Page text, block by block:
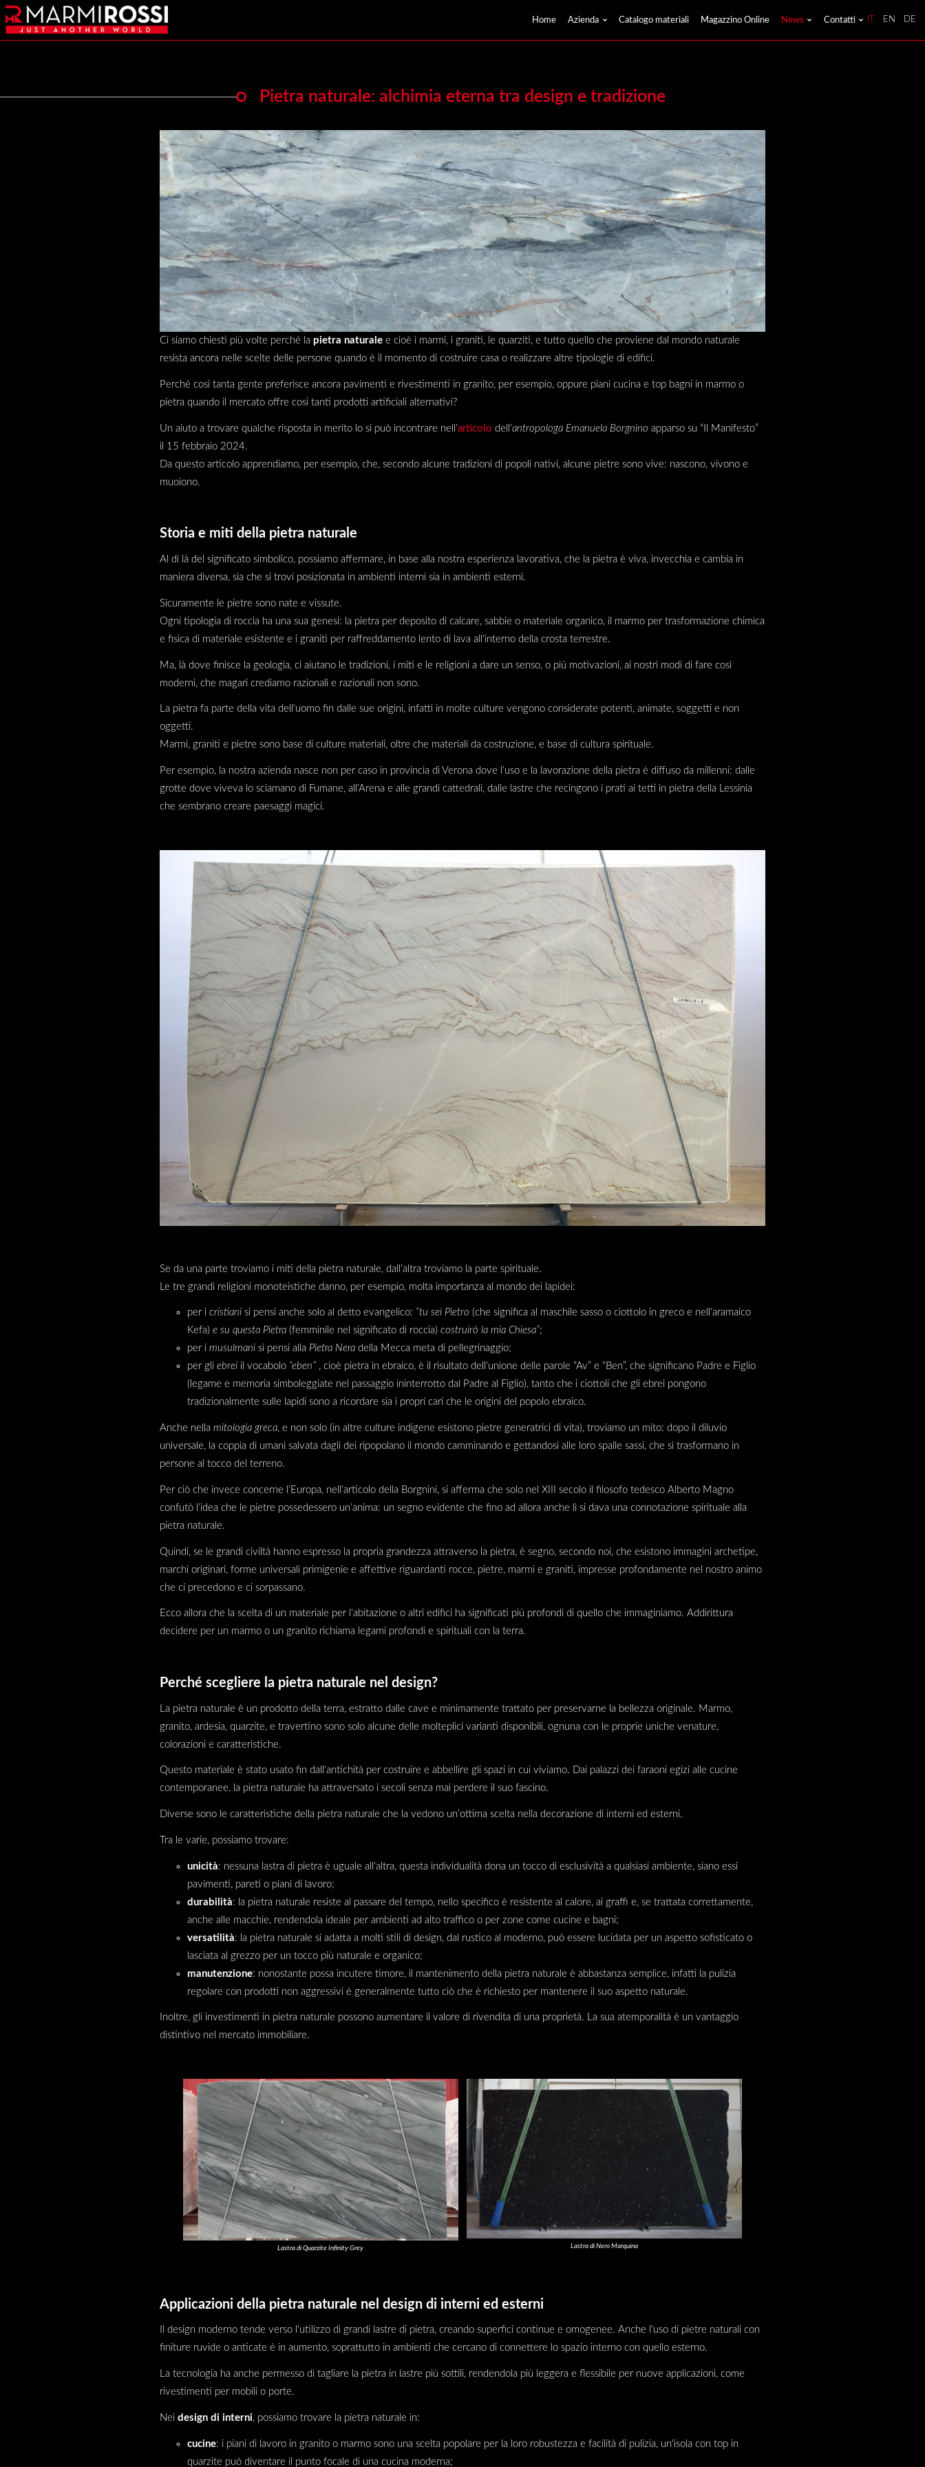
Home Azienda Catalogo materiali Magazzino Online News Contatti EN DE
Pietra naturale: alchimia eterna tra design e tradizione
Ci siamo chiesti più volte perché la pietra naturale e cioè i marmi, i graniti, le quarziti, e tutto quello che proviene dal mondo naturale
resista ancora nelle scelte delle persone quando è il momento di costruire casa o realizzare altre tipologie di edifici.
Perché così tanta gente preferisce ancora pavimenti e rivestimenti in granito, per esempio, oppure piani cucina e top bagni in marmo o
pietra quando il mercato offre così tanti prodotti artificiali alternativi?
Un aiuto a trovare qualche risposta in merito lo si può incontrare nell’articolo dell’antropologa Emanuela Borgnino apparso su “Il Manifesto”
il 15 febbraio 2024.
Da questo articolo apprendiamo, per esempio, che, secondo alcune tradizioni di popoli nativi, alcune pietre sono vive: nascono, vivono e
muoiono.
Storia e miti della pietra naturale
Al di là del significato simbolico, possiamo affermare, in base alla nostra esperienza lavorativa, che la pietra è viva, invecchia e cambia in
maniera diversa, sia che si trovi posizionata in ambienti interni sia in ambienti esterni.
Sicuramente le pietre sono nate e vissute.
Ogni tipologia di roccia ha una sua genesi: la pietra per deposito di calcare, sabbie o materiale organico, il marmo per trasformazione chimica
e fisica di materiale esistente e i graniti per raffreddamento lento di lava all'interno della crosta terrestre.
Ma, là dove finisce la geologia, ci aiutano le tradizioni, i miti e le religioni a dare un senso, o più motivazioni, ai nostri modi di fare così
moderni, che magari crediamo razionali e razionali non sono.
La pietra fa parte della vita dell’uomo fin dalle sue origini, infatti in molte culture vengono considerate potenti, animate, soggetti e non
oggetti.
Marmi, graniti e pietre sono base di culture materiali, oltre che materiali da costruzione, e base di cultura spirituale.
Per esempio, la nostra azienda nasce non per caso in provincia di Verona dove l’uso e la lavorazione della pietra è diffuso da millenni: dalle
grotte dove viveva lo sciamano di Fumane, all’Arena e alle grandi cattedrali, dalle lastre che recingono i prati ai tetti in pietra della Lessinia
che sembrano creare paesaggi magici.
Se da una parte troviamo i miti della pietra naturale, dall’altra troviamo la parte spirituale.
Le tre grandi religioni monoteistiche danno, per esempio, molta importanza al mondo dei lapidei:
per icristiani si pensi anche solo al detto evangelico: “tu sei Pietro (che significa al maschile sasso o ciottolo in greco e nell’aramaico
Kefa)e su questa Pietra (femminile nel significato di roccia)costruirò la mia Chiesa”;
per imusulmani si pensi alla Pietra Nera della Mecca meta di pellegrinaggio;
per gliebrei il vocabolo “eben” , cioè pietra in ebraico, è il risultato dell’unione delle parole “Av” e “Ben”, che significano Padre e Figlio
(legame e memoria simboleggiate nel passaggio ininterrotto dal Padre al Figlio), tanto che i ciottoli che gli ebrei pongono
tradizionalmente sulle lapidi sono a ricordare sia i propri cari che le origini del popolo ebraico.
Anche nellamitologia greca, e non solo (in altre culture indigene esistono pietre generatrici di vita), troviamo un mito: dopo il diluvio
universale, la coppia di umani salvata dagli dei ripopolano il mondo camminando e gettandosi alle loro spalle sassi, che si trasformano in
persone al tocco del terreno.
Per ciò che invece concerne l’Europa, nell’articolo della Borgnini, si afferma che solo nel XIII secolo il filosofo tedesco Alberto Magno
confutò l’idea che le pietre possedessero un’anima: un segno evidente che fino ad allora anche lì si dava una connotazione spirituale alla
pietra naturale.
Quindi, se le grandi civiltà hanno espresso la propria grandezza attraverso la pietra, è segno, secondo noi, che esistono immagini archetipe,
marchi originari, forme universali primigenie e affettive riguardanti rocce, pietre, marmi e graniti, impresse profondamente nel nostro animo
che ci precedono e ci sorpassano.
Ecco allora che la scelta di un materiale per l’abitazione o altri edifici ha significati più profondi di quello che immaginiamo. Addirittura
decidere per un marmo o un granito richiama legami profondi e spirituali con la terra.
Perché scegliere la pietra naturale nel design?
La pietra naturale è un prodotto della terra, estratto dalle cave e minimamente trattato per preservarne la bellezza originale. Marmo,
granito, ardesia, quarzite, e travertino sono solo alcune delle molteplici varianti disponibili, ognuna con le proprie uniche venature,
colorazioni e caratteristiche.
Questo materiale è stato usato fin dall'antichità per costruire e abbellire gli spazi in cui viviamo. Dai palazzi dei faraoni egizi alle cucine
contemporanee, la pietra naturale ha attraversato i secoli senza mai perdere il suo fascino.
Diverse sono le caratteristiche della pietra naturale che la vedono un’ottima scelta nella decorazione di interni ed esterni.
Tra le varie, possiamo trovare:
unicità: nessuna lastra di pietra è uguale all'altra, questa individualità dona un tocco di esclusività a qualsiasi ambiente, siano essi
pavimenti, pareti o piani di lavoro;
durabilità: la pietra naturale resiste al passare del tempo, nello specifico è resistente al calore, ai graffi e, se trattata correttamente,
anche alle macchie, rendendola ideale per ambienti ad alto traffico o per zone come cucine e bagni;
versatilità: la pietra naturale si adatta a molti stili di design, dal rustico al moderno, può essere lucidata per un aspetto sofisticato o
lasciata al grezzo per un tocco più naturale e organico;
manutenzione: nonostante possa incutere timore, il mantenimento della pietra naturale è abbastanza semplice, infatti la pulizia
regolare con prodotti non aggressivi è generalmente tutto ciò che è richiesto per mantenere il suo aspetto naturale.
Inoltre, gli investimenti in pietra naturale possono aumentare il valore di rivendita di una proprietà. La sua atemporalità è un vantaggio
distintivo nel mercato immobiliare.
Lastra di Quarzite Infinity Grey Lastra di Nero Marquina
Applicazioni della pietra naturale nel design di interni ed esterni
Il design moderno tende verso l'utilizzo di grandi lastre di pietra, creando superfici continue e omogenee. Anche l'uso di pietre naturali con
finiture ruvide o anticate è in aumento, soprattutto in ambienti che cercano di connettere lo spazio interno con quello esterno.
La tecnologia ha anche permesso di tagliare la pietra in lastre più sottili, rendendola più leggera e flessibile per nuove applicazioni, come
rivestimenti per mobili o porte.
Neidesign di interni, possiamo trovare la pietra naturale in:
cucine: i piani di lavoro in granito o marmo sono una scelta popolare per la loro robustezza e facilità di pulizia, un'isola con top in
quarzite può diventare il punto focale di una cucina moderna;